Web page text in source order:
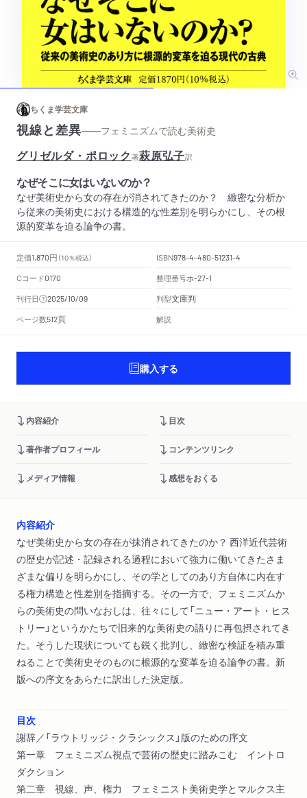
ちくま学芸文庫
視線と差異——フェミニズムで読む美術史
グリゼルダ・ポロック著萩原弘子訳
なぜそこに女はいないのか？
なぜ美術史から女の存在が消されてきたのか？ 緻密な分析か
ら従来の美術史における構造的な性差別を明らかにし、その根
源的変革を迫る論争の書。
定価1,870円 （10％税込） ISBN978-4-480-51231-4
Cコード0170 整理番号ホ-27-1
刊行日 2025/10/09 判型文庫判
ページ数512頁 解説
購入する
内容紹介 目次
著作者プロフィール コンテンツリンク
メディア情報 感想をおくる
内容紹介
なぜ美術史から女の存在が抹消されてきたのか？ 西洋近代芸術
の歴史が記述・記録される過程において強力に働いてきたさま
ざまな偏りを明らかにし、その学としてのあり方自体に内在す
る権力構造と性差別を指摘する。その一方で、フェミニズムか
らの美術史の問いなおしは、往々にして「ニュー・アート・ヒス
トリー」というかたちで旧来的な美術史の語りに再包摂されてき
た。そうした現状についても鋭く批判し、緻密な検証を積み重
ねることで美術史そのものに根源的な変革を迫る論争の書。新
版への序文をあらたに訳出した決定版。
目次
謝辞／「ラウトリッジ・クラシックス」版のための序文
第一章 フェミニズム視点で芸術の歴史に踏みこむ イントロ
ダクション
第二章 視線、声、権力 フェミニスト美術史学とマルクス主